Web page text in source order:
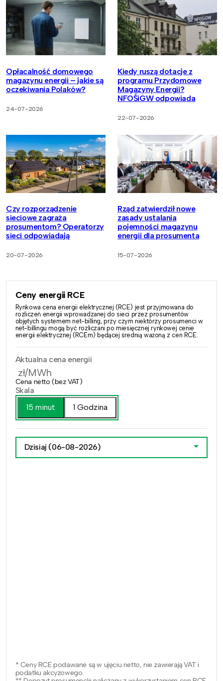
Opłacalność domowego
magazynu energii – jakie są
oczekiwania Polaków?
24-07-2026
Kiedy ruszą dotacje z
programu Przydomowe
Magazyny Energii?
NFOŚiGW odpowiada
22-07-2026
Czy rozporządzenie
sieciowe zagraża
prosumentom? Operatorzy
sieci odpowiadają
20-07-2026
Rząd zatwierdził nowe
zasady ustalania
pojemności magazynu
energii dla prosumenta
15-07-2026
Ceny energii RCE
Rynkowa cena energii elektrycznej (RCE) jest przyjmowana do
rozliczeń energii wprowadzanej do sieci przez prosumentów
objętych systemem net-billing, przy czym niektórzy prosumenci w
net-billingu mogą być rozliczani po miesięcznej rynkowej cenie
energii elektrycznej (RCEm) będącej średnią ważoną z cen RCE.
Aktualna cena energii
zł/MWh
Cena netto (bez VAT)
Skala
15 minut
1 Godzina
Dzisiaj (06-08-2026)
* Ceny RCE podawane są w ujęciu netto, nie zawierają VAT i
podatku akcyzowego.